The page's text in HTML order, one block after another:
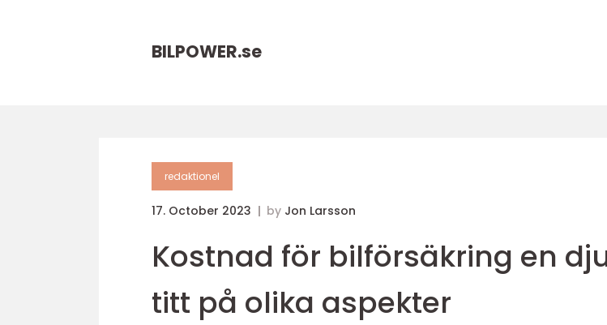
BILPOWER.se
redaktionel
17. October 2023 by Jon Larsson
Kostnad för bilförsäkring en
titt på olika aspekter